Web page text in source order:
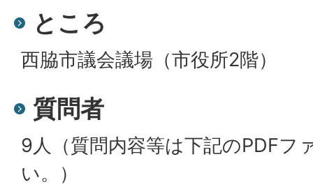
ところ
西脇市議会議場（市役所2階）
質問者
9人（質問内容等は下記のPDFフ
い。）